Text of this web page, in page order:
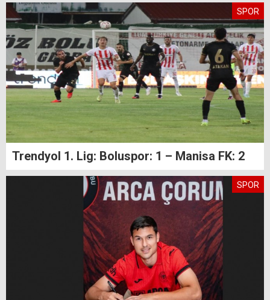
SPOR
Trendyol 1. Lig: Boluspor: 1 – Manisa FK: 2
SPOR